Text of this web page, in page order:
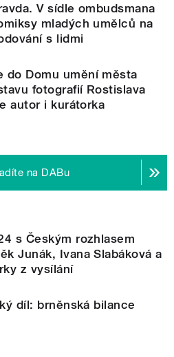
V sídle ombudsmana
mladých umělců na
s lidmi
do Domu umění města
fotografií Rostislava
autor i kurátorka
na DABu
s Českým rozhlasem
Junák, Ivana Slabáková a
z vysílání
díl: brněnská bilance